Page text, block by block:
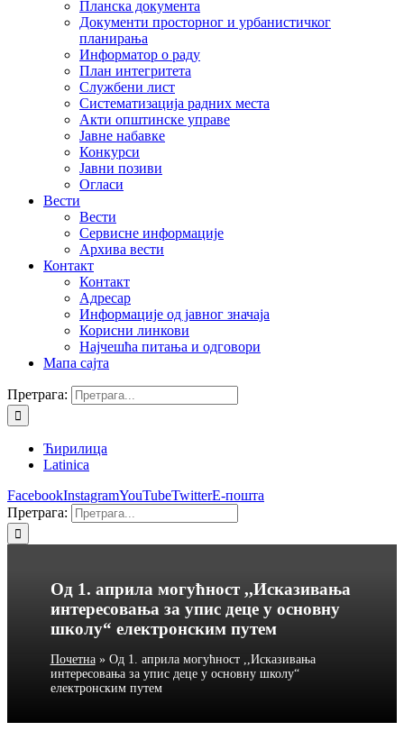
Планска документа
Документи просторног и урбанистичког
планирања
Информатор о раду
План интегритета
Службени лист
Систематизација радних места
Акти општинске управе
Јавне набавке
Конкурси
Јавни позиви
Огласи
Вести
Вести
Сервисне информације
Архива вести
Контакт
Контакт
Адресар
Информације од јавног значаја
Корисни линкови
Најчешћа питања и одговори
Мапа сајта
Претрага:
Ћирилица
Latinica
FacebookInstagramYouTubeTwitterЕ-пошта
Претрага:
Од 1. априла могућност ,,Исказивања
интересовања за упис деце у основну
школу“ електронским путем
Почетна» Од 1. априла могућност ,,Исказивања
интересовања за упис деце у основну школу“
електронским путем